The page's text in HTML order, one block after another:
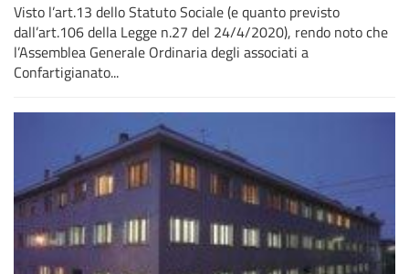
Visto l’art.13 dello Statuto Sociale (e quanto previsto
dall’art.106 della Legge n.27 del 24/4/2020), rendo noto che
l’Assemblea Generale Ordinaria degli associati a
Confartigianato...